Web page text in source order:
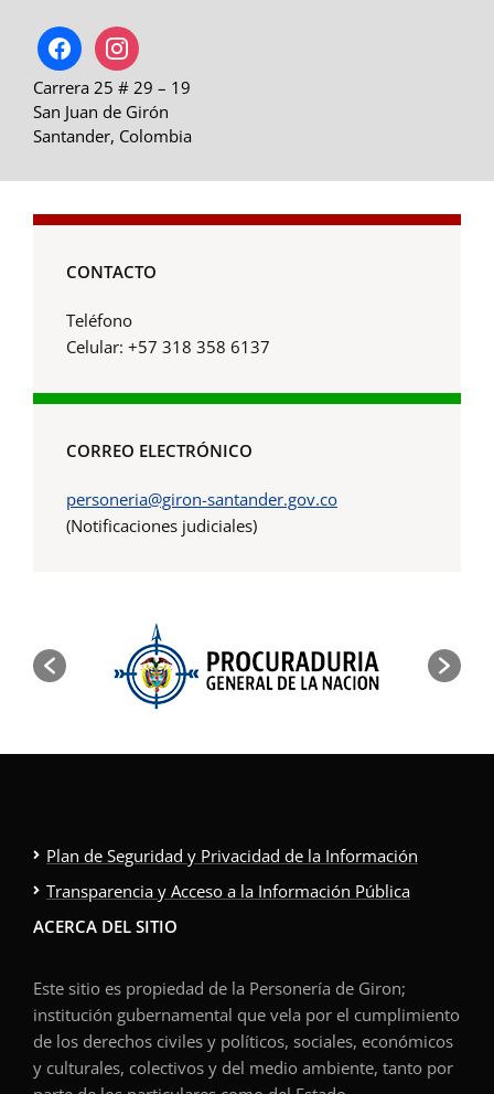
facebookinstagram
Carrera 25 # 29 – 19
San Juan de Girón
Santander, Colombia
CONTACTO
Teléfono
Celular: +57 318 358 6137
CORREO ELECTRÓNICO
personeria@giron-santander.gov.co
(Notificaciones judiciales)
Plan de Seguridad y Privacidad de la Información
Transparencia y Acceso a la Información Pública
ACERCA DEL SITIO
Este sitio es propiedad de la Personería de Giron;
institución gubernamental que vela por el cumplimiento
de los derechos civiles y políticos, sociales, económicos
y culturales, colectivos y del medio ambiente, tanto por